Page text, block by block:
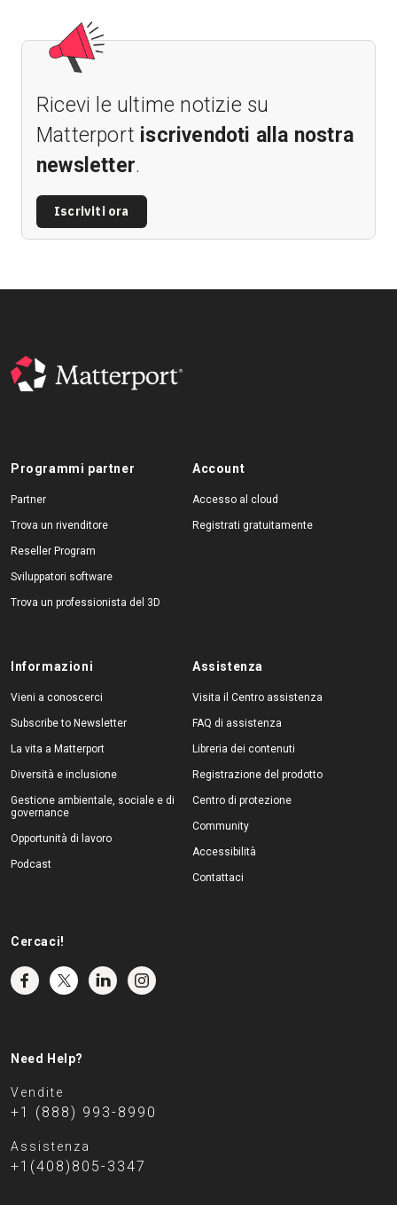
Ricevi le ultime notizie su
Matterport iscrivendoti alla nostra
newsletter.
Iscriviti ora
Programmi partner
Partner
Trova un rivenditore
Reseller Program
Sviluppatori software
Trova un professionista del 3D
Account
Accesso al cloud
Registrati gratuitamente
Informazioni
Vieni a conoscerci
Subscribe to Newsletter
La vita a Matterport
Diversità e inclusione
Gestione ambientale, sociale e di
governance
Opportunità di lavoro
Podcast
Assistenza
Visita il Centro assistenza
FAQ di assistenza
Libreria dei contenuti
Registrazione del prodotto
Centro di protezione
Community
Accessibilità
Contattaci
Cercaci!
Need Help?
Vendite
+1 (888) 993-8990
Assistenza
+1(408)805-3347